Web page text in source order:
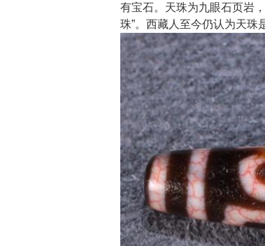
有宝石。天珠为九眼石页岩
珠”。西藏人至今仍认为天珠